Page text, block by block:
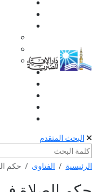
البحث المتقدم
الرئيسية الفتاوى حكم